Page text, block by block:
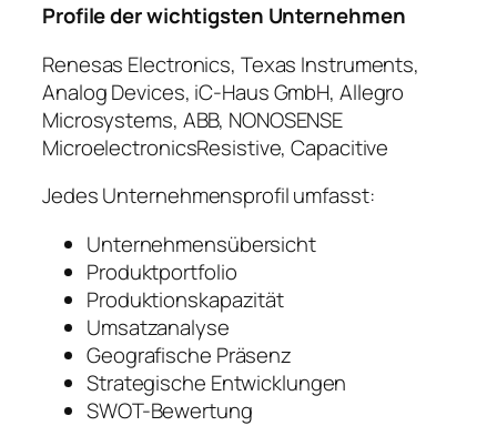
Profile der wichtigsten Unternehmen
Renesas Electronics, Texas Instruments,
Analog Devices, iC-Haus GmbH, Allegro
Microsystems, ABB, NONOSENSE
MicroelectronicsResistive, Capacitive
Jedes Unternehmensprofil umfasst:
Unternehmensübersicht
Produktportfolio
Produktionskapazität
Umsatzanalyse
Geografische Präsenz
Strategische Entwicklungen
SWOT-Bewertung